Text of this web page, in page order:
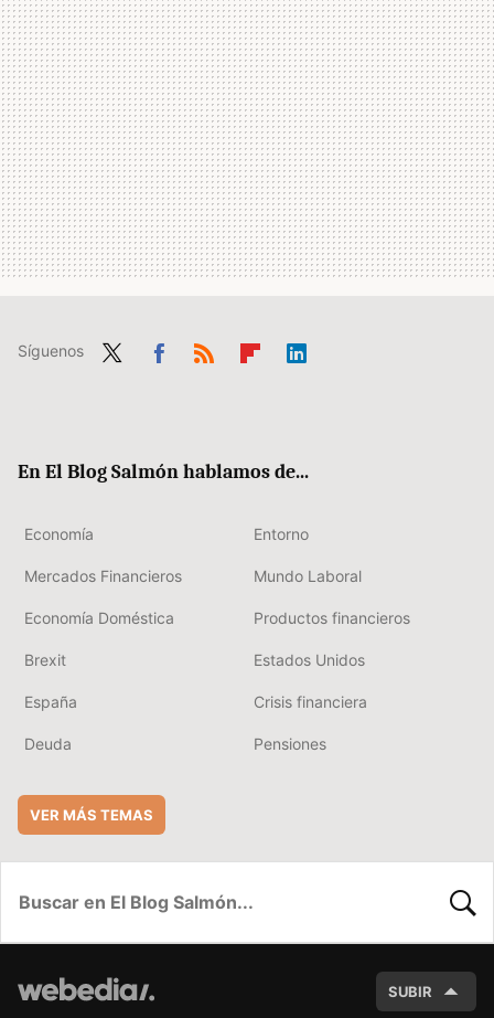
Síguenos
En El Blog Salmón hablamos de...
Economía Entorno
Mercados Financieros Mundo Laboral
Economía Doméstica Productos financieros
Brexit Estados Unidos
España Crisis financiera
Deuda Pensiones
VER MÁS TEMAS
SUBIR